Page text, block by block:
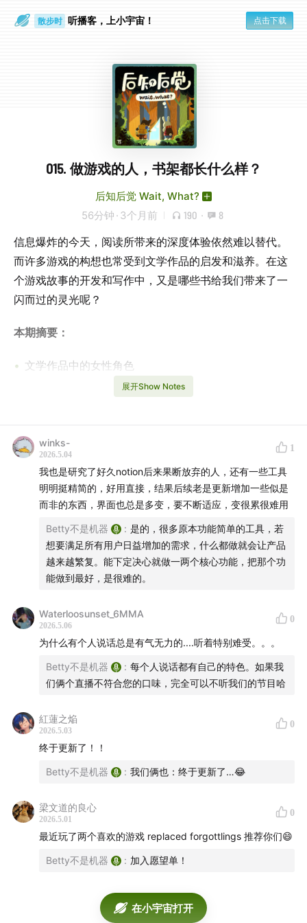
散步时 听播客，上小宇宙！ 点击下载
015. 做游戏的人，书架都长什么样？
后知后觉 Wait, What?
56分钟 · 3个月前 190 · 8
信息爆炸的今天，阅读所带来的深度体验依然难以替代。
而许多游戏的构想也常受到文学作品的启发和滋养。在这
个游戏故事的开发和写作中，又是哪些书给我们带来了一
闪而过的灵光呢？
本期摘要：
文学作品中的女性角色
读书笔记工具：电子工具 vs. 古法手抄
本期提到的书：
《在大车上》（来自《契诃夫短篇小说集》）
《安娜卡列尼娜》
《美芬的小世界》（来自小说集《空响炮》）
《世界尽头与冷酷仙境》
《皮拉内西》
《月海与游梦人》
《山海经》
欢迎订阅、留言和转发分享给身边的朋友，谢谢你的支
持！
小红书： ⁠⁠⁠⁠⁠⁠⁠⁠⁠⁠⁠⁠⁠⁠⁠⁠⁠⁠⁠⁠小小风暴⁠ Tiny Storm ⁠⁠⁠⁠⁠⁠⁠⁠⁠⁠
Host: Betty & Zoey
CoverArt & Edit: Betty
Music: Zoey
展开Show Notes
winks-
2026.5.04
1
我也是研究了好久notion后来果断放弃的人，还有一些工具
明明挺精简的，好用直接，结果后续老是更新增加一些似是
而非的东西，界面也总是多变，要不断适应，变很累很难用
Betty不是机器 : 是的，很多原本功能简单的工具，若
想要满足所有用户日益增加的需求，什么都做就会让产品
越来越繁复。能下定决心就做一两个核心功能，把那个功
能做到最好，是很难的。
Waterloosunset_6MMA
2026.5.06
0
为什么有个人说话总是有气无力的....听着特别难受。。。
Betty不是机器 : 每个人说话都有自己的特色。如果我
们俩个直播不符合您的口味，完全可以不听我们的节目哈
紅蓮之焔
2026.5.03
0
终于更新了！！
Betty不是机器 : 我们俩也：终于更新了…😂
梁文道的良心
2026.5.01
0
最近玩了两个喜欢的游戏 replaced forgottlings 推荐你们😄
Betty不是机器 : 加入愿望单！
在小宇宙打开